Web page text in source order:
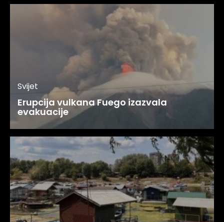
Svijet
Erupcija vulkana Fuego izazvala
evakuacije